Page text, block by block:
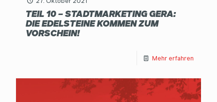
TEIL 10 – STADTMARKETING GERA:
DIE EDELSTEINE KOMMEN ZUM
VORSCHEIN!
Mehr erfahren